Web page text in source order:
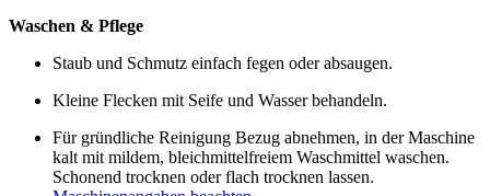
Waschen & Pflege
Staub und Schmutz einfach fegen oder absaugen.
Kleine Flecken mit Seife und Wasser behandeln.
Für gründliche Reinigung Bezug abnehmen, in der Maschine
kalt mit mildem, bleichmittelfreiem Waschmittel waschen.
Schonend trocknen oder flach trocknen lassen.